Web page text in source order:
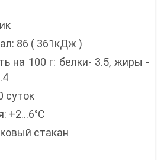
86 ( 361кДж )
на 100 г: белки- 3.5, жиры -
суток
+2...6°C
стакан